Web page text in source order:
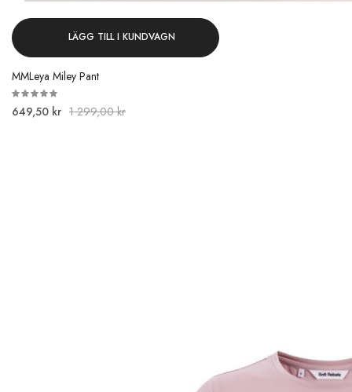
LÄGG TILL I KUNDVAGN
MMLeya Miley Pant
649,50 kr 1 299,00 kr